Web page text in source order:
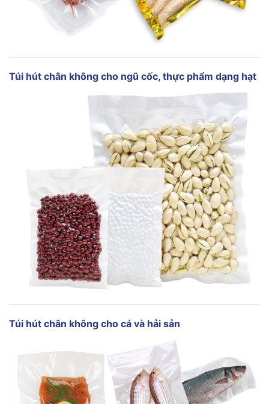
Túi hút chân không cho ngũ cốc, thực phẩm dạng hạt
Túi hút chân không cho cá và hải sản